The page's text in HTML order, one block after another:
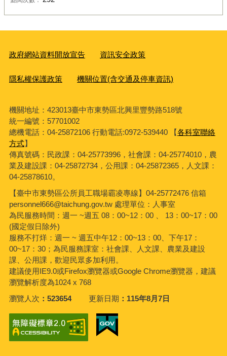
政府網站資料開放宣告 資訊安全政策
隱私權保護政策 機關位置(含交通及停車資訊)
機關地址：423013臺中市東勢區北興里豐勢路518號
統一編號：57701002
總機電話：04-25872106 行動電話:0972-539440 【各科室聯絡
方式】
傳真號碼：民政課：04-25773996，社會課：04-25774010，農
業及建設課：04-25872734，公用課：04-25872365，人文課：
04-25878610。
【臺中市東勢區公所員工職場霸凌專線】04-25772476 信箱
personnel666@taichung.gov.tw 處理單位：人事室
為民服務時間：週一 ~週五 08：00~12：00 、 13：00~17：00
(國定假日除外)
服務不打烊：週一 ~ 週五中午12：00~13：00、下午17：
00~17：30；為民服務課室：社會課、人文課、農業及建設
課、公用課，歡迎民眾多加利用。
建議使用IE9.0或Firefox瀏覽器或Google Chrome瀏覽器，建議
瀏覽解析度為1024 x 768
瀏覽人次
523654 更新日期 115年8月7日